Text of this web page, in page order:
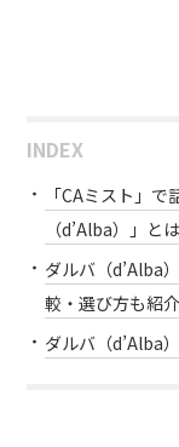
INDEX
「CAミスト」
（d’Alba）」とは
ダルバ（d’Alba
較・選び方も紹介
ダルバ（d’Alba